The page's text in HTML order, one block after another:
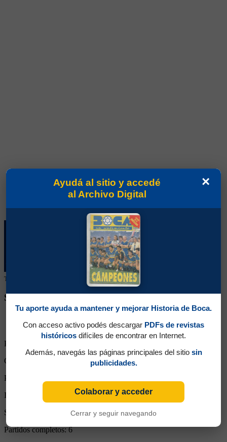
Tu colaboración ayuda a mantener este archivo histórico en línea
SEGUINOS EN REDES SOCIALES
Partidos Jugados:
Goles Convertidos:
1 (0.17)
Partidos de titular:
Ingresos desde el banco:0
Suplente:
Partidos completos:6
×
Ayudá al sitio y accedé
al Archivo Digital
Tu aporte ayuda a mantener y mejorar Historia de Boca.
Con acceso activo podés descargar PDFs de revistas
históricos difíciles de encontrar en Internet.
Además, navegás las páginas principales del sitio sin
publicidades.
Colaborar y acceder
Cerrar y seguir navegando